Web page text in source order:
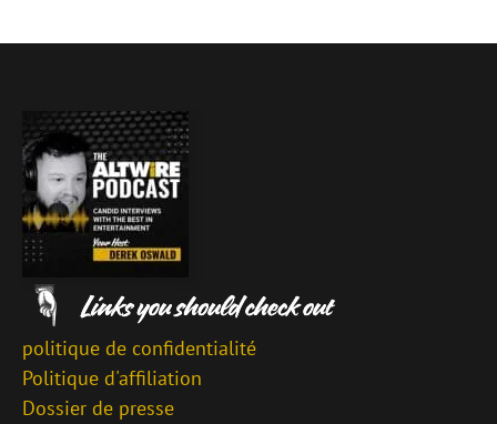
politique de confidentialité
Politique d'affiliation
Dossier de presse